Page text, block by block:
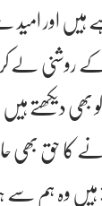
ہیں اور
کے روشنی
بھی دیکھتے
کا حق
وہ ہم سے